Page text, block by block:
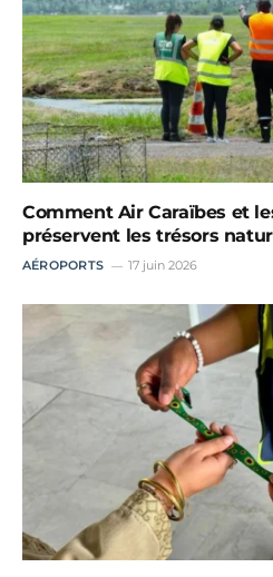
Comment Air Caraïbes et
préservent les trésors
AÉROPORTS 17 juin 2026